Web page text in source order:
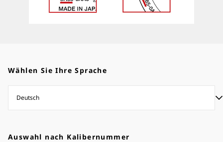
Wählen Sie Ihre Sprache
Auswahl nach Kalibernummer